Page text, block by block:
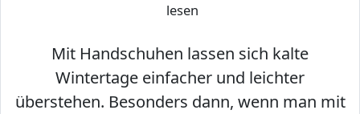
lesen
Mit Handschuhen lassen sich kalte
Wintertage einfacher und leichter
überstehen. Besonders dann, wenn man mit